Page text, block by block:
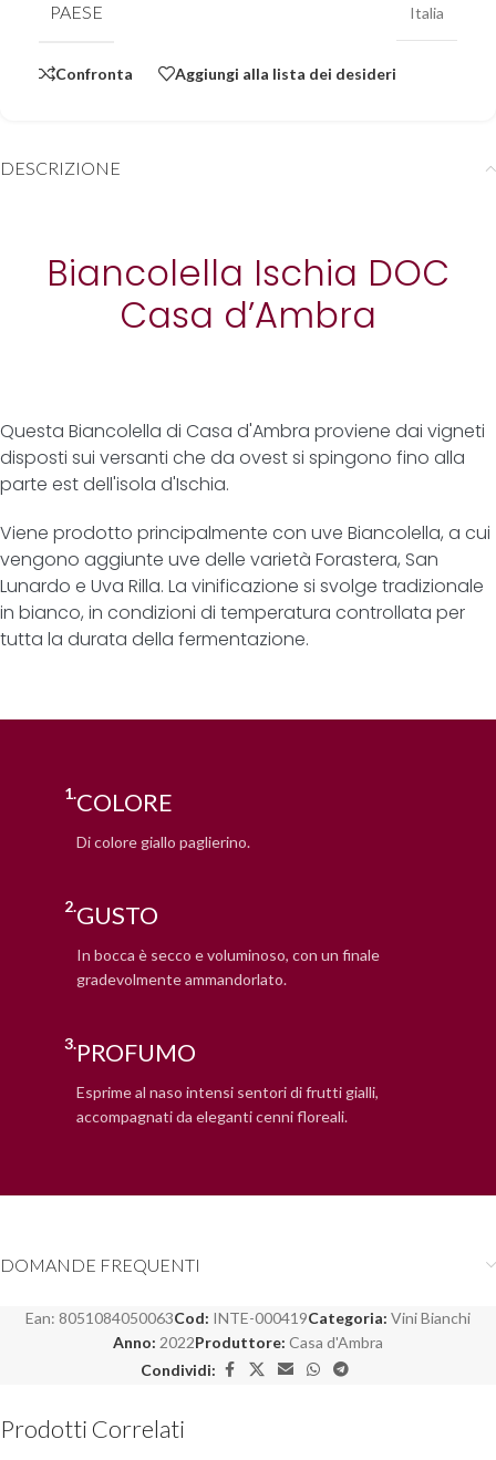
PAESE Italia
Confronta Aggiungi alla lista dei desideri
DESCRIZIONE
Biancolella Ischia DOC
Casa d’Ambra
Questa Biancolella di Casa d'Ambra proviene dai vigneti
disposti sui versanti che da ovest si spingono fino alla
parte est dell'isola d'Ischia.
Viene prodotto principalmente con uve Biancolella, a cui
vengono aggiunte uve delle varietà Forastera, San
Lunardo e Uva Rilla. La vinificazione si svolge tradizionale
in bianco, in condizioni di temperatura controllata per
tutta la durata della fermentazione.
1.COLORE
Di colore giallo paglierino.
2.GUSTO
In bocca è secco e voluminoso, con un finale
gradevolmente ammandorlato.
3.PROFUMO
Esprime al naso intensi sentori di frutti gialli,
accompagnati da eleganti cenni floreali.
DOMANDE FREQUENTI
Ean: 8051084050063Cod: INTE-000419Categoria: Vini Bianchi
Anno: 2022Produttore: Casa d'Ambra
Condividi:
Prodotti Correlati